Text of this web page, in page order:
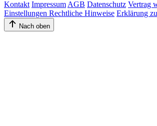
Kontakt Impressum AGB Datenschutz Vertrag
Einstellungen Rechtliche Hinweise Erklärung
Nach oben